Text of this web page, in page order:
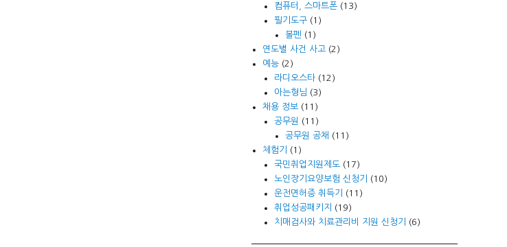
컴퓨터, 스마트폰(13)
필기도구(1)
볼펜 (1)
연도별 사건 사고 (2)
예능 (2)
라디오스타(12)
아는형님 (3)
채용 정보 (11)
공무원
(11)
공무원 공채 (11)
체험기
(1)
국민취업지원제도(17)
노인장기요양보험 신청기
(10)
운전면허증 취득기
(11)
취업성공패키지
(19)
치매검사와 치료관리비 지원 신청기
(6)